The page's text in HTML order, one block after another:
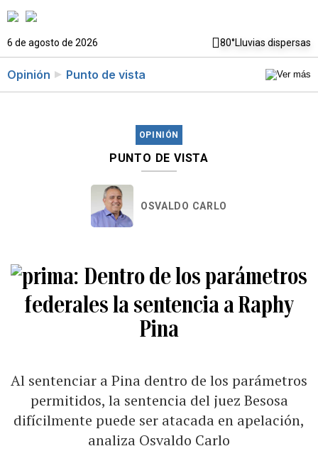
6 de agosto de 2026 80°Lluvias dispersas
Opinión Punto de vista
OPINIÓN
PUNTO DE VISTA
OSVALDO CARLO
Dentro de los parámetros
federales la sentencia a Raphy
Pina
Al sentenciar a Pina dentro de los parámetros
permitidos, la sentencia del juez Besosa
difícilmente puede ser atacada en apelación,
analiza Osvaldo Carlo